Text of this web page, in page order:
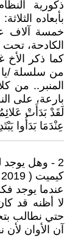
ذكورية
بأبعاده
خمسة آلاف
الكادحة، تحت
كما ذكر الأخ
من سلسلة /يا
المنبر.. من
بارعة، على
لَقَدْ بَدَأَتْ
عِنْدَمَا بَدَأُوا
2 - وهل يوجد للدين فكر ؟؟
كيميت ( 2019 / 5 / 23 - 11:33 )
عندما يوجد
لا أظنه قد
حتي نطالب
آن الأوان لأن